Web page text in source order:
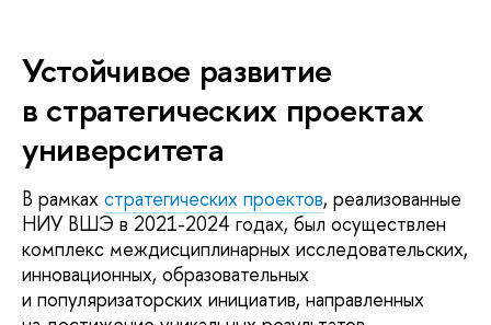
Устойчивое развитие
в стратегических проектах
университета
В рамках стратегических проектов, реализованные
НИУ ВШЭ в 2021-2024 годах, был осуществлен
комплекс междисциплинарных исследовательских,
инновационных, образовательных
и популяризаторских инициатив, направленных